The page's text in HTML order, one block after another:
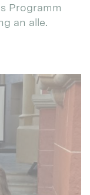
Programm
an alle.